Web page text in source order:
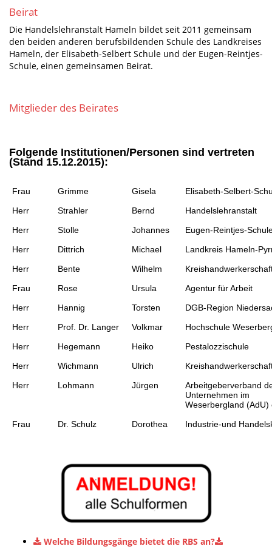
Welche Bildungsgänge bietet die RBS an?
Beirat
Die Handelslehranstalt Hameln bildet seit 2011 gemeinsam
den beiden anderen berufsbildenden Schule des Landkreises
Hameln, der Elisabeth-Selbert Schule und der Eugen-Reintjes-
Schule, einen gemeinsamen Beirat.
Mitglieder des Beirates
Folgende Institutionen/Personen sind vertreten
(Stand 15.12.2015):
Frau Grimme Gisela
Elisabeth-Selbert-
Herr
Strahler Bernd
Handelslehranstalt
Herr
Stolle Johannes
Eugen-Reintjes-
Herr
Dittrich Michael
Landkreis Hameln-
Herr
Bente Wilhelm
Frau
Rose Ursula
Agentur für Arbeit
Herr
Hannig Torsten
DGB-Region
Herr
Prof. Dr. Langer Volkmar
Hochschule
Herr
Hegemann Heiko
Pestalozzischule
Herr
Wichmann Ulrich
Herr
Lohmann Jürgen
Arbeitgeberverband
Unternehmen im
Weserbergland (AdU)
Frau
Dr. Schulz Dorothea Industrie-und